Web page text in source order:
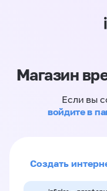
Магазин
Если вы
войдите в
Создать